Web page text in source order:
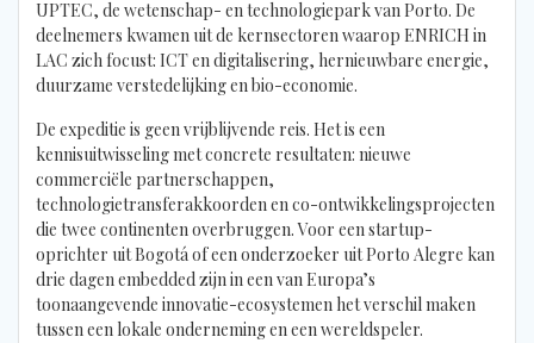
UPTEC, de wetenschap- en technologiepark van Porto. De
deelnemers kwamen uit de kernsectoren waarop ENRICH in
LAC zich focust: ICT en digitalisering, hernieuwbare energie,
duurzame verstedelijking en bio-economie.
De expeditie is geen vrijblijvende reis. Het is een
kennisuitwisseling met concrete resultaten: nieuwe
commerciële partnerschappen,
technologietransferakkoorden en co-ontwikkelingsprojecten
die twee continenten overbruggen. Voor een startup-
oprichter uit Bogotá of een onderzoeker uit Porto Alegre kan
drie dagen embedded zijn in een van Europa’s
toonaangevende innovatie-ecosystemen het verschil maken
tussen een lokale onderneming en een wereldspeler.